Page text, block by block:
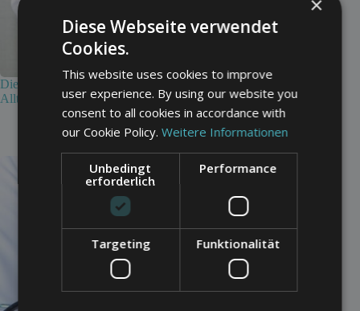
Die Zukunft der Medizin: Wie KI im Gesundheitswesen den
Alltag schon heute verändert
Diese Webseite verwendet
Cookies.
This website uses cookies to improve
user experience. By using our website you
consent to all cookies in accordance with
our Cookie Policy.Weitere Informationen
Unbedingt
erforderlich
Performance
Targeting Funktionalität